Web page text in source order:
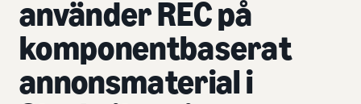
använder REC på
komponentbaserat
annonsmaterial i